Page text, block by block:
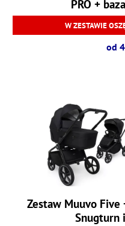
PRO +
W ZESTAWIE
od
Zestaw Muuvo Five
Snugturn